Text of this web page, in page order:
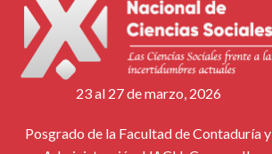
pública
social
Entidades
afines
23 al 27 de marzo, 2026
Posgrado de la Facultad de Contaduría y